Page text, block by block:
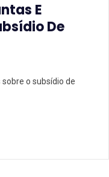
E
De
o subsídio de